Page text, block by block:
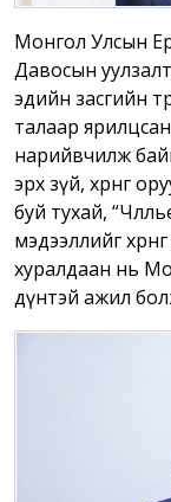
Монгол Улсын
Давосын
эдийн засгийн
талаар ярилцсан.
нарийвчилж
эрх зүй, хөрөнгө
буй тухай,
мэдээллийг
хуралдаан нь
дүнтэй ажил